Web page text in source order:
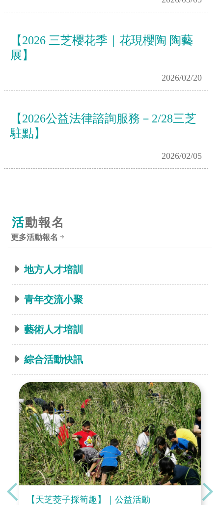
【2026 三芝櫻花季｜花現櫻陶 陶藝
展】
2026/02/20
【2026公益法律諮詢服務－2/28三芝
駐點】
2026/02/05
活動報名
更多活動報名
地方人才培訓
青年交流小聚
藝術人才培訓
綜合活動快訊
【天芝茭子採筍趣】｜公益活動